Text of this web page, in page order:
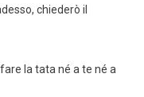
chiederò il
la tata né a te né a